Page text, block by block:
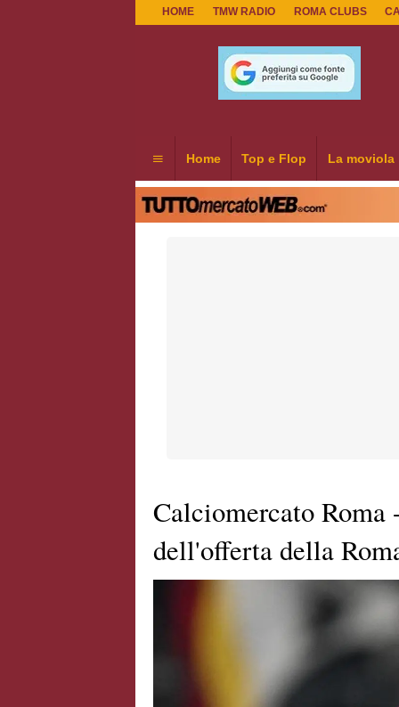
HOME TMW RADIO ROMA CLUBS
Home Top e Flop La moviola
Calciomercato Roma
dell'offerta della